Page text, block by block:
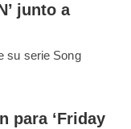
junto a
su serie Song
para ‘Friday